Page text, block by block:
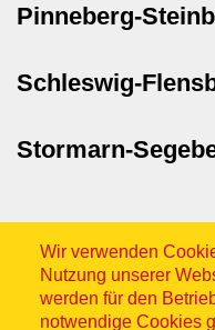
Pinneberg-
Schleswig-
Stormarn-
Wir verwenden
Nutzung unserer
werden für den
notwendige Cookies